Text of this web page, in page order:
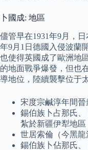
卜國成: 地區
儘管早在1931年9月，
年9月1日德國入侵波蘭
也使得英國成了歐洲地
的地面戰爭爆發，但也
導地位，陸續襲擊位于
宋度宗鹹淳年間晉
錫伯族卜占那氏
紮於新疆伊犁地區
世居索倫（今黑龍
錫伯族卜佔那氏